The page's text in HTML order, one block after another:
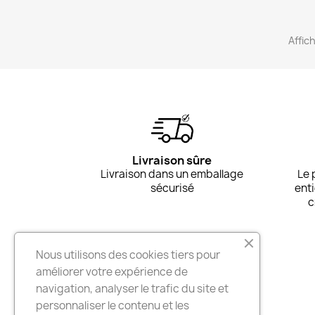
Livraison sûre
Livraison dans un emballage
sécurisé
Le
NOTRE SOCIÉTÉ
Livraison et Retours
Mentions légales
Nous utilisons des cookies tiers pour
améliorer votre expérience de
navigation, analyser le trafic du site et
personnaliser le contenu et les